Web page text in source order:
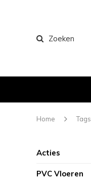
Zoeken
Home Tags
Acties
PVC Vloeren